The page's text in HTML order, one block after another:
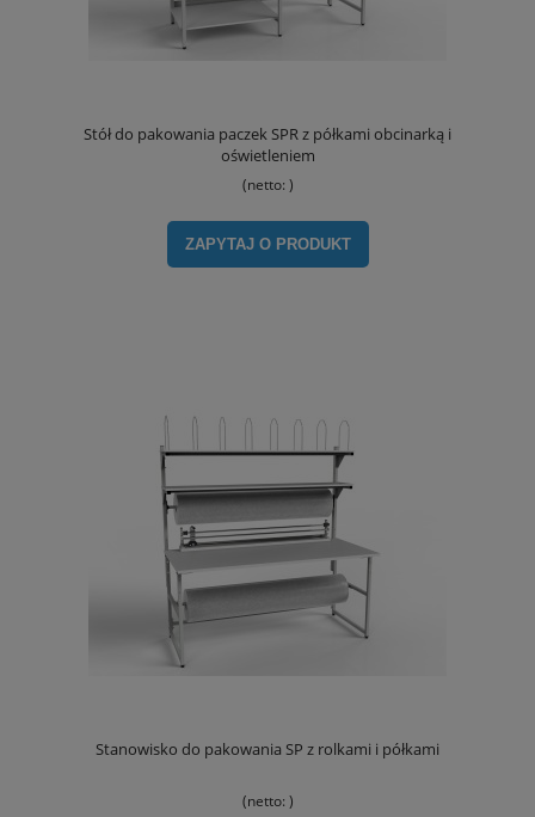
Stół do pakowania paczek SPR z półkami obcinarką i
oświetleniem
(netto: )
ZAPYTAJ O PRODUKT
Stanowisko do pakowania SP z rolkami i półkami
(netto: )